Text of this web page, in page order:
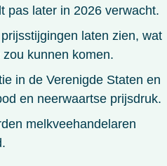
pas later in 2026 verwacht.
laten zien, wat
kunnen komen.
in de Verenigde Staten en
en neerwaartse prijsdruk.
melkveehandelaren